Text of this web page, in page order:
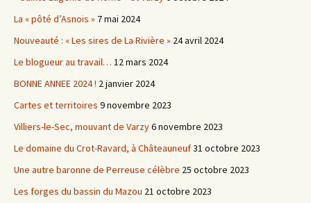
La « pôté d’Asnois » 7 mai 2024
Nouveauté : « Les sires de La Rivière » 24 avril 2024
Le blogueur au travail… 12 mars 2024
BONNE ANNEE 2024 ! 2 janvier 2024
Cartes et territoires 9 novembre 2023
Villiers-le-Sec, mouvant de Varzy6 novembre 2023
Le domaine du Crot-Ravard, à Châteauneuf31 octobre 2023
Une autre baronne de Perreuse célèbre 25 octobre 2023
Les forges du bassin du Mazou 21 octobre 2023